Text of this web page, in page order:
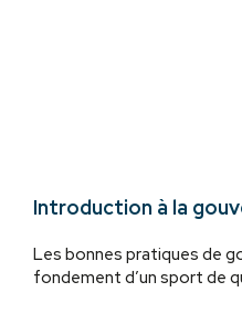
Introduction à la
Les bonnes pratiques de
fondement d’un sport de